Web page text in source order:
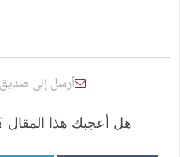
أرسل إلى صديق
هل أعجبك هذا